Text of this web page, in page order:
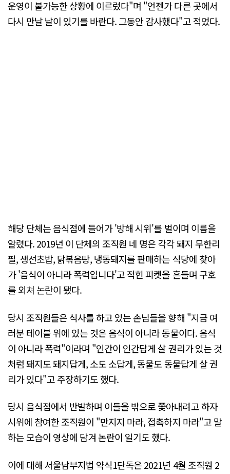
운영이 불가능한 상황에 이르렀다"며 "언젠가 다른 곳에서
다시 만날 날이 있기를 바란다. 그동안 감사했다"고 적었다.
해당 단체는 음식점에 들어가 '방해 시위'를 벌이며 이름을
알렸다. 2019년 이 단체의 조직원 네 명은 각각 돼지 무한리
필, 생선초밥, 닭볶음탕, 냉동돼지를 판매하는 식당에 찾아
가 '음식이 아니라 폭력입니다'고 적힌 피켓을 흔들며 구호
를 외쳐 논란이 됐다.
당시 조직원들은 식사를 하고 있는 손님들을 향해 "지금 여
러분 테이블 위에 있는 것은 음식이 아니라 동물이다. 음식
이 아니라 폭력"이라며 "인간이 인간답게 살 권리가 있는 것
처럼 돼지도 돼지답게, 소도 소답게, 동물도 동물답게 살 권
리가 있다"고 주장하기도 했다.
당시 음식점에서 반발하며 이들을 밖으로 쫓아내려고 하자
시위에 참여한 조직원이 "만지지 마라, 접촉하지 마라"고 말
하는 모습이 영상에 담겨 논란이 일기도 했다.
이에 대해 서울남부지법 약식1단독은 2021년 4월 조직원 2